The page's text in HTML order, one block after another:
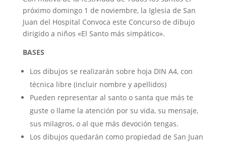
próximo domingo 1 de noviembre, la Iglesia de San
Juan del Hospital Convoca este Concurso de dibujo
dirigido a niños «El Santo más simpático».
BASES
Los dibujos se realizarán sobre hoja DIN A4, con
técnica libre (incluir nombre y apellidos)
Pueden representar al santo o santa que más te
guste o llame la atención por su vida, su mensaje,
sus milagros, o al que más devoción tengas.
Los dibujos quedarán como propiedad de San Juan